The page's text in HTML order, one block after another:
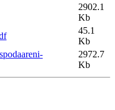
2902.1
Kb
45.1
Kb
2972.7
Kb